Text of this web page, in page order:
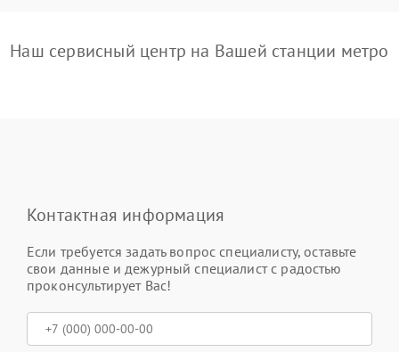
Наш сервисный центр на Вашей станции метро
Контактная информация
Если требуется задать вопрос специалисту, оставьте
свои данные и дежурный специалист с радостью
проконсультирует Вас!